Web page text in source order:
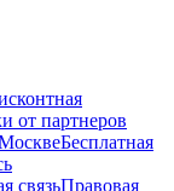
от партнеров
Бесплатная
связьПравовая